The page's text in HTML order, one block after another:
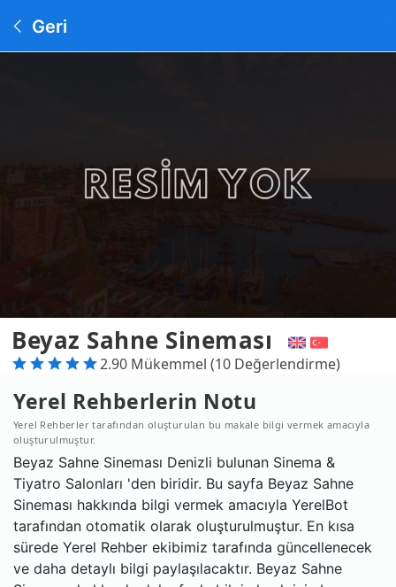
Geri
Beyaz Sahne Sineması
2.90 Mükemmel (10 Değerlendirme)
Yerel Rehberlerin Notu
Yerel Rehberler tarafından oluşturulan bu makale bilgi vermek amacıyla
oluşturulmuştur.
Beyaz Sahne Sineması Denizli bulunan Sinema &
Tiyatro Salonları 'den biridir. Bu sayfa Beyaz Sahne
Sineması hakkında bilgi vermek amacıyla YerelBot
tarafından otomatik olarak oluşturulmuştur. En kısa
sürede Yerel Rehber ekibimiz tarafında güncellenecek
ve daha detaylı bilgi paylaşılacaktır. Beyaz Sahne